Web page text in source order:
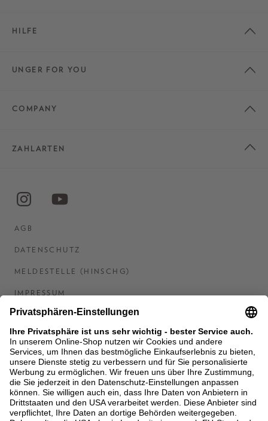
HILFE
UNGER FOR YOU
COMPANY
ZAHLARTEN
AGB
DATENSCHUTZ
MELDESTELLE (HINSCHG)
IMPRESSUM
BARRIEREFREIHEITSERKLÄRUNG
KONTAKT
COOKIES
MEN'S WORLD: BRAUN HAMBURG
Ein Unternehmen der Unger GmbH & Co. KG